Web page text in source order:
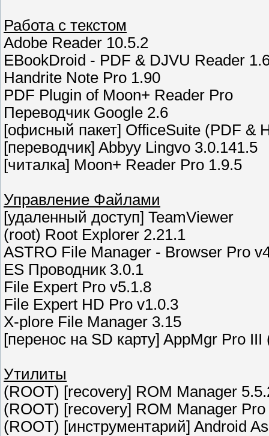
Работа с текстом
Adobe Reader 10.5.2
EBookDroid - PDF & DJVU Reader
Handrite Note Pro 1.90
PDF Plugin of Moon+ Reader Pro
Переводчик Google 2.6
[офисный пакет] OfficeSuite (PDF &
[переводчик] Abbyy Lingvo 3.0.141.5
[читалка] Moon+ Reader Pro 1.9.5
Управление Файлами
[удаленный доступ] TeamViewer
(root) Root Explorer 2.21.1
ASTRO File Manager - Browser Pro
ES Проводник 3.0.1
File Expert Pro v5.1.8
File Expert HD Pro v1.0.3
X-plore File Manager 3.15
[перенос на SD карту] AppMgr Pro
Утилиты
(ROOT) [recovery] ROM Manager
(ROOT) [recovery] ROM Manager Pro
(ROOT) [инструментарий] Android